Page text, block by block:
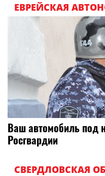
ЕВРЕЙСКАЯ
Ваш автомобиль под
Росгвардии
СВЕРДЛОВСКАЯ